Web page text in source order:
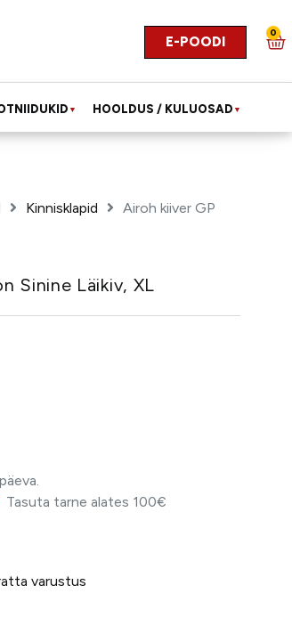
E-POODI
0
▼ HOOLDUS / KULUOSAD ▼
Kinnisklapid
Airoh kiiver GP
Sinine Läikiv, XL
Tasuta tarne alates 100€
varustus